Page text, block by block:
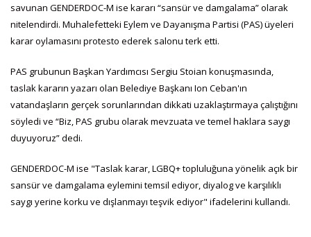
savunan GENDERDOC-M ise kararı “sansür ve damgalama” olarak
nitelendirdi. Muhalefetteki Eylem ve Dayanışma Partisi (PAS) üyeleri
karar oylamasını protesto ederek salonu terk etti.
PAS grubunun Başkan Yardımcısı Sergiu Stoian konuşmasında,
taslak kararın yazarı olan Belediye Başkanı Ion Ceban'ın
vatandaşların gerçek sorunlarından dikkati uzaklaştırmaya çalıştığını
söyledi ve “Biz, PAS grubu olarak mevzuata ve temel haklara saygı
duyuyoruz” dedi.
GENDERDOC-M ise "Taslak karar, LGBQ+ topluluğuna yönelik açık bir
sansür ve damgalama eylemini temsil ediyor, diyalog ve karşılıklı
saygı yerine korku ve dışlanmayı teşvik ediyor" ifadelerini kullandı.